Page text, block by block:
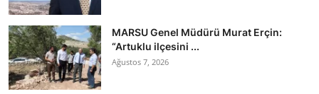
MARSU Genel Müdürü Murat Erçin:
“Artuklu ilçesini ...
Ağustos 7, 2026